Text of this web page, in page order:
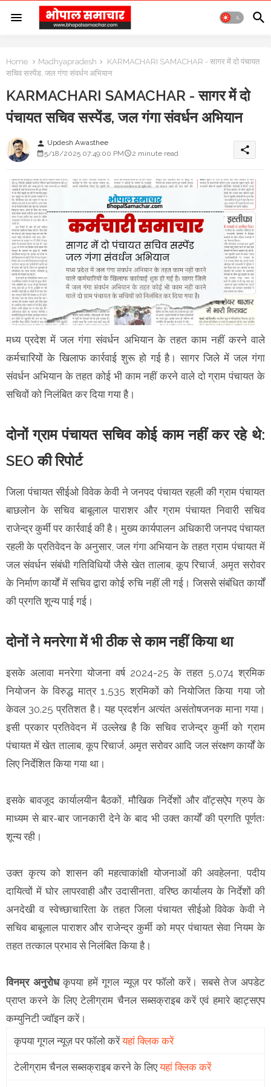
Home Madhyapradesh
KARMACHARI SAMACHAR - सागर में दो पंचायत
सचिव सस्पेंड, जल गंगा संवर्धन अभियान
KARMACHARI SAMACHAR - सागर में दो
पंचायत सचिव सस्पेंड, जल गंगा संवर्धन अभियान
person Updesh Awasthee
5/18/2025 07:49:00 PM
2 minute read share
मध्य प्रदेश में जल गंगा संवर्धन अभियान के तहत काम नहीं करने वाले
कर्मचारियों के खिलाफ कार्रवाई शुरू हो गई है। सागर जिले में जल गंगा
संवर्धन अभियान के तहत कोई भी काम नहीं करने वाले दो ग्राम पंचायत के
सचिवों को निलंबित कर दिया गया है।
दोनों ग्राम पंचायत सचिव कोई काम नहीं कर रहे थे:
SEO की रिपोर्ट
जिला पंचायत सीईओ विवेक केवी ने जनपद पंचायत रहली की ग्राम पंचायत
बाछलोन के सचिव बाबूलाल पाराशर और ग्राम पंचायत निवारी सचिव
राजेन्द्र कुर्मी पर कार्रवाई की है। मुख्य कार्यपालन अधिकारी जनपद पंचायत
रहली के प्रतिवेदन के अनुसार, जल गंगा अभियान के तहत ग्राम पंचायत में
जल संवर्धन संबंधी गतिविधियों जैसे खेत तालाब, कूप रिचार्ज, अमृत सरोवर
के निर्माण कार्यों में सचिव द्वारा कोई रुचि नहीं ली गई। जिससे संबंधित कार्यों
की प्रगति शून्य पाई गई।
दोनों ने मनरेगा में भी ठीक से काम नहीं किया था
इसके अलावा मनरेगा योजना वर्ष 2024-25 के तहत 5,074 श्रमिक
नियोजन के विरुद्ध मात्र 1,535 श्रमिकों को नियोजित किया गया जो
केवल 30.25 प्रतिशत है। यह प्रदर्शन अत्यंत असंतोषजनक माना गया।
इसी प्रकार प्रतिवेदन में उल्लेख है कि सचिव राजेन्द्र कुर्मी को ग्राम
पंचायत में खेत तालाब, कूप रिचार्ज, अमृत सरोवर आदि जल संरक्षण कार्यों के
लिए निर्देशित किया गया था।
इसके बावजूद कार्यालयीन बैठकों, मौखिक निर्देशों और वॉट्सऐप ग्रुप के
माध्यम से बार-बार जानकारी देने के बाद भी उक्त कार्यों की प्रगति पूर्णतः
शून्य रही।
उक्त कृत्य को शासन की महत्वाकांक्षी योजनाओं की अवहेलना, पदीय
दायित्वों में घोर लापरवाही और उदासीनता, वरिष्ठ कार्यालय के निर्देशों की
अनदेखी व स्वेच्छाचारिता के तहत जिला पंचायत सीईओ विवेक केवी ने
सचिव बाबूलाल पाराशर और राजेन्द्र कुर्मी को मप्र पंचायत सेवा नियम के
तहत तत्काल प्रभाव से निलंबित किया है।
विनम्र अनुरोधकृपया हमें गूगल न्यूज़ पर फॉलो करें। सबसे तेज अपडेट
प्राप्त करने के लिए टेलीग्राम चैनल सब्सक्राइब करें एवं हमारे व्हाट्सएप
कम्युनिटी ज्वॉइन करें।
कृपया गूगल न्यूज़ पर फॉलो करेंयहां क्लिक करें
टेलीग्राम चैनल सब्सक्राइब करने के लिएयहां क्लिक करें